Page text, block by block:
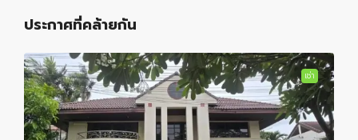
ประกาศที่คล้ายกัน
เช่า